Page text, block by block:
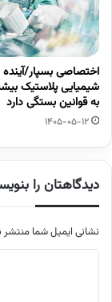
اختصاصی بسپار/آینده
شیمیایی پلاستیک
به قوانین بستگی دارد
1405-05-12
دیدگاهتان را
نشانی ایمیل شما